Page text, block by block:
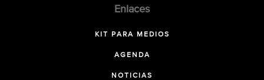
Enlaces
KIT PARA MEDIOS
AGENDA
NOTICIAS